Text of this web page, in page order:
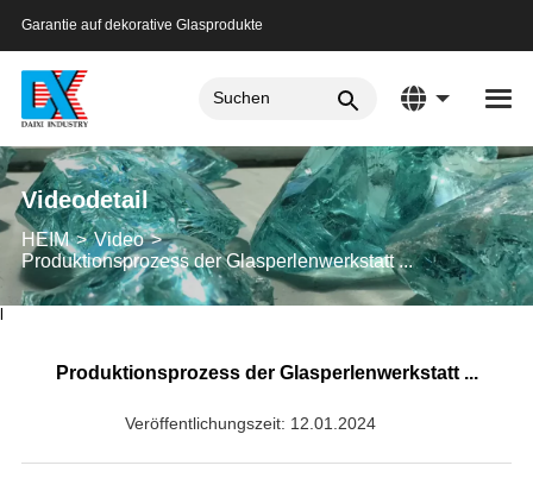
Garantie auf dekorative Glasprodukte
Videodetail
HEIM
Video
Produktionsprozess der Glasperlenwerkstatt ...
Produktionsprozess der Glasperlenwerkstatt ...
Veröffentlichungszeit: 12.01.2024